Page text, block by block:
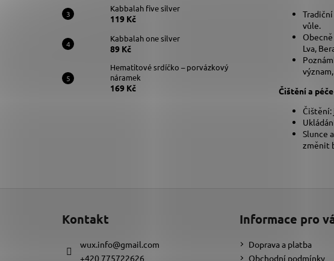
Kabbalah five silver
119 Kč
Kabbalah one silver
89 Kč
Hematitové srdíčko – porvázkový
náramek
169 Kč
vůle.
Lva,
Čištění a péče
Slunce
změnit
Kontakt
wux.info@gmail.com
+420 775722626
Informace pro
Doprava a platba
Obchodní podmínky